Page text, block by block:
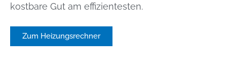
kostbare Gut am effizientesten.
Zum Heizungsrechner